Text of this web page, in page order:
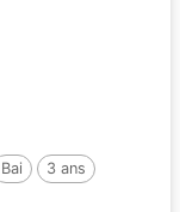
Bai
3 ans